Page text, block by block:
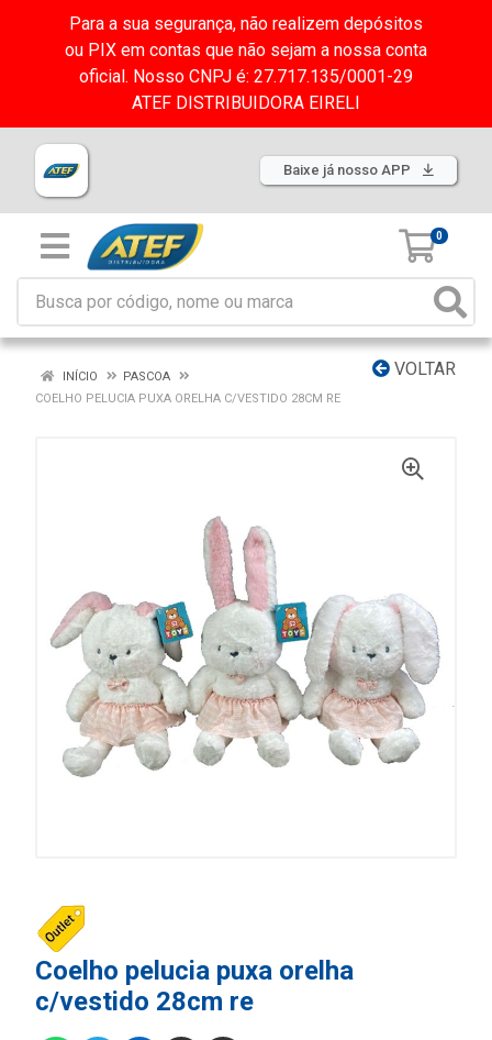
Para a sua segurança, não realizem depósitos
ou PIX em contas que não sejam a nossa conta
oficial. Nosso CNPJ é: 27.717.135/0001-29
ATEF DISTRIBUIDORA EIRELI
Baixe já nosso APP
0
VOLTAR
INÍCIO
PASCOA
COELHO PELUCIA PUXA ORELHA C/VESTIDO 28CM RE
Coelho pelucia puxa orelha
c/vestido 28cm re